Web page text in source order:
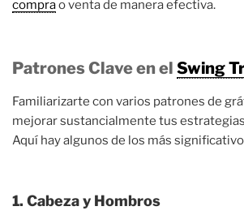
comprao venta de manera efectiva.
Patrones Clave en el Swing
Familiarizarte con varios patrones de
mejorar sustancialmente tus
Aquí hay algunos de los más
1. Cabeza y Hombros